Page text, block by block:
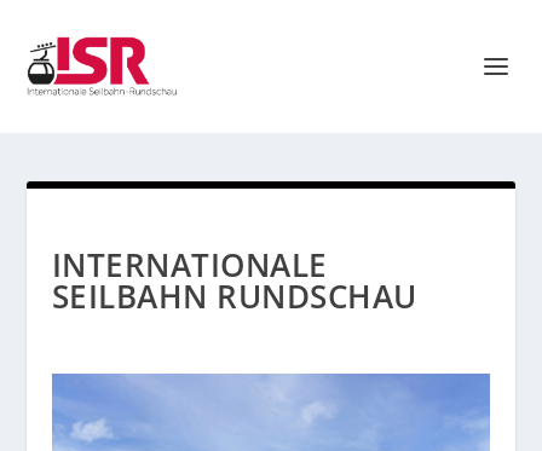
INTERNATIONALE
SEILBAHN RUNDSCHAU